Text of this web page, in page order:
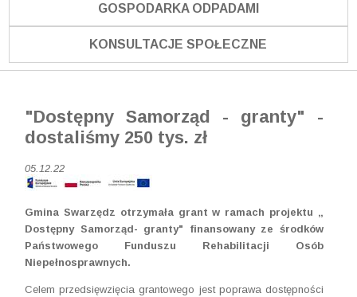
GOSPODARKA ODPADAMI
KONSULTACJE SPOŁECZNE
"Dostępny Samorząd - granty" -
dostaliśmy 250 tys. zł
05.12.22
Gmina Swarzędz otrzymała grant w ramach projektu „
Dostępny Samorząd- granty" finansowany ze środków
Państwowego Funduszu Rehabilitacji Osób
Niepełnosprawnych.
Celem przedsięwzięcia grantowego jest poprawa dostępności